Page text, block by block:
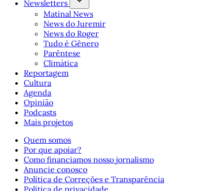
Newsletters
Matinal News
News do Juremir
News do Roger
Tudo é Gênero
Parêntese
Climática
Reportagem
Cultura
Agenda
Opinião
Podcasts
Mais projetos
Quem somos
Por que apoiar?
Como financiamos nosso jornalismo
Anuncie conosco
Política de Correções e Transparência
Política de privacidade